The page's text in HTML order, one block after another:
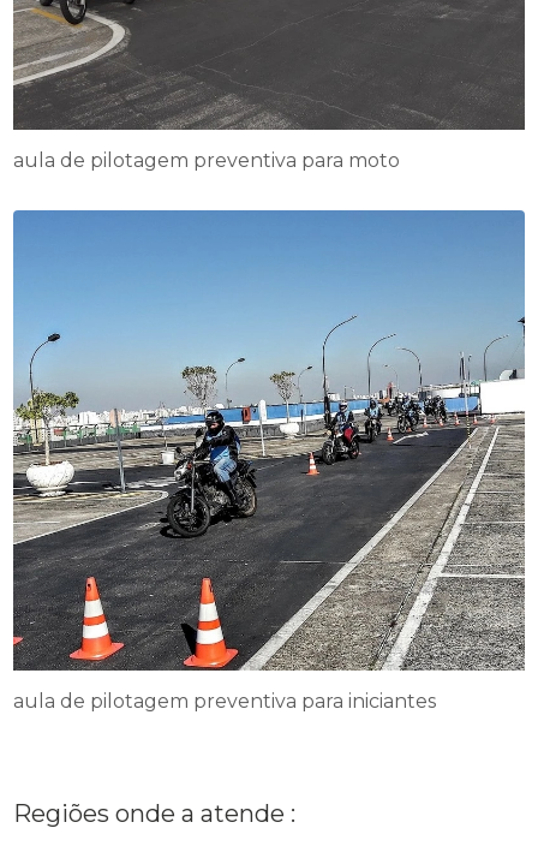
aula de pilotagem preventiva para moto
aula de pilotagem preventiva para iniciantes
Regiões onde a atende :